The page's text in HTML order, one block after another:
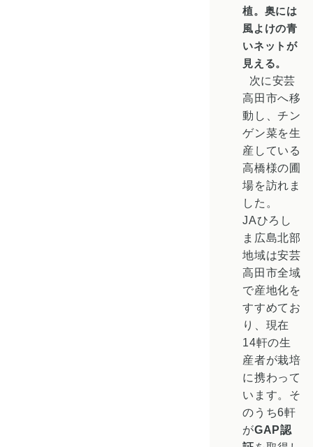
植。奥には
風よけの青
いネットが
見える。
次に安芸
高田市へ移
動し、チン
ゲン菜を生
産している
高橋様の圃
場を訪れま
した。
JAひろし
ま広島北部
地域は安芸
高田市全域
で産地化を
すすめてお
り、現在
14軒の生
産者が栽培
に携わって
います。そ
のうち6軒
がGAP認